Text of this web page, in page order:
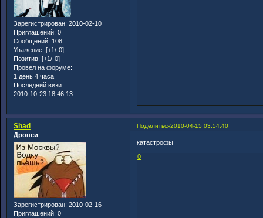
Зарегистрирован: 2010-02-10
Приглашений: 0
Сообщений: 108
Уважение: [+1/-0]
Позитив: [+1/-0]
Провел на форуме:
1 день 4 часа
Последний визит:
2010-10-23 18:46:13
Поделиться2010-04-15 03:54:40
Shad
Дропси
Зарегистрирован: 2010-02-16
Приглашений: 0
катастрофы
0